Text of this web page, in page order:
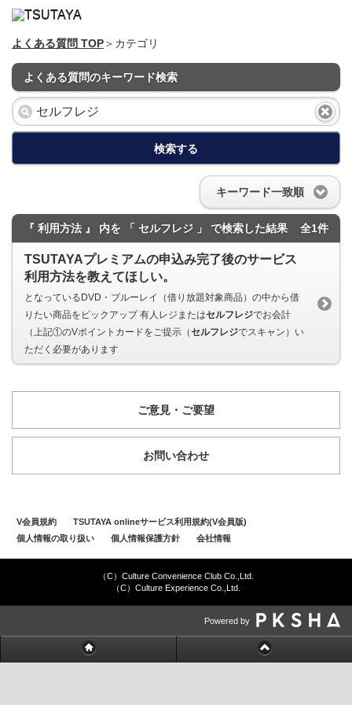
よくある質問 TOP＞カテゴリ
よくある質問のキーワード検索
検索する
キーワード一致順
『 利用方法 』 内を 「 セルフレジ 」 で検索した結果 全1件
TSUTAYAプレミアムの申込み完了後のサービス
利用方法を教えてほしい。
となっているDVD・ブルーレイ（借り放題対象商品）の中から借
りたい商品をピックアップ 有人レジまたはセルフレジでお会計
（上記①のVポイントカードをご提示（セルフレジでスキャン）い
ただく必要があります
ご意見・ご要望
お問い合わせ
V会員規約
TSUTAYA onlineサービス利用規約(V会員版)
個人情報の取り扱い
個人情報保護方針 会社情報
（C）Culture Convenience Club Co.,Ltd.
（C）Culture Experience Co.,Ltd.
Powered by